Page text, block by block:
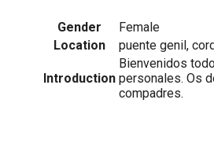
Gender
Female
Location
puente genil,
Introduction
Bienvenidos
personales. Os
compadres.